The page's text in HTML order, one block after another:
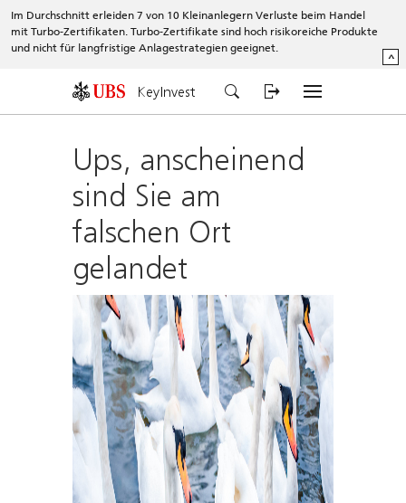
Im Durchschnitt erleiden 7 von 10 Kleinanlegern Verluste beim Handel
mit Turbo-Zertifikaten. Turbo-Zertifikate sind hoch risikoreiche Produkte
und nicht für langfristige Anlagestrategien geeignet.
^
KeyInvest
Ups, anscheinend
sind Sie am
falschen Ort
gelandet